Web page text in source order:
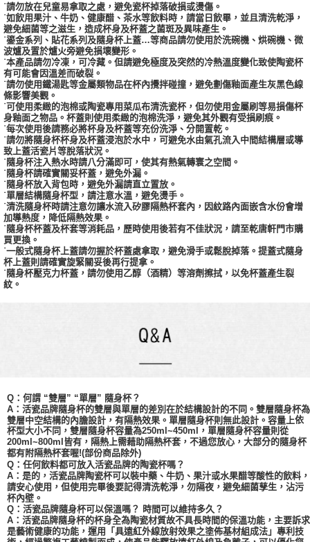
˙請勿放在兒童易拿取之處，避免瓷杯掉落破損或燙傷。
˙如飲用果汁、牛奶、健康醋、茶水等飲料時，請當日飲畢，並且清洗乾淨，
避免細菌等之滋生，造成杯身及杯蓋之菌斑及異味產生。
˙鎏金系列、貼花系列及隨身杯上蓋…等商品請勿使用於洗碗機、烘碗機、微
波爐及置於爐火旁避免損壞變形。
˙本產品請勿冷凍，可冷藏。但請避免極度及突然的冷熱溫度變化致使陶瓷杯
有可能會因溫差而破裂。
˙請勿使用鐵湯匙等金屬類物品在杯內攪拌碰撞，避免劃傷釉面產生灰黑色線
條影響美觀。
˙可使用柔緻的泡棉或陶瓷專用菜瓜布清洗瓷杯，但勿使用金屬刷等易損傷杯
身釉面之物品。杯蓋則使用柔緻的泡棉洗淨，避免其外觀有受損刷痕。
˙每次使用後請務必將杯身及杯蓋等充份洗淨、分開置乾。
˙請勿將隨身杯杯身及杯蓋浸泡於水中，可避免水由氣孔流入中間結構層或導
致上蓋活瓷片等脫落狀況。
˙隨身杯注入熱水時請八分滿即可，使其有熱氣轉寰之空間。
˙隨身杯請確實關妥杯蓋，避免外漏。
˙隨身杯放入背包時，避免外漏請直立置放。
˙單層結構隨身杯型，請注意水溫，避免燙手。
˙清洗隨身杯時請注意勿讓水流入矽膠隔熱杯套內，因紋路內面嵌含水份會增
加導熱度，降低隔熱效果。
˙隨身杯杯蓋及杯套等消耗品，歷時使用後若有不佳狀況，請至乾唐軒門市購
買更換。
˙一般式隨身杯上蓋請勿握於杯蓋處拿取，避免滑手或鬆脫掉落。提蓋式隨身
杯上蓋則請確實旋緊關妥後再行提拿。
˙隨身杯壓克力杯蓋，請勿使用乙醇（酒精）等溶劑擦拭，以免杯蓋產生裂
紋。
Q：何謂 “雙層” “單層” 隨身杯？
A：活瓷品牌隨身杯的雙層與單層的差別在於結構設計的不同。雙層隨身杯為
雙層中空結構的內膽設計，有隔熱效果。單層隨身杯則無此設計。容量上依
杯型大小不同， 雙層 隨身杯容量為250ml~450ml，單層隨身杯容量則從
200ml~800ml皆有，隔熱上需藉助隔熱杯套，不過您放心，大部分的隨身杯
都有附隔熱杯套喔!(部份商品除外)
Q：任何飲料都可放入活瓷品牌的陶瓷杯嗎？
A：是的，活瓷品牌陶瓷杯可以裝中藥、牛奶、果汁或水果醋等酸性的飲料，
請安心使用，但使用完畢後要記得清洗乾淨，勿隔夜，避免細菌孳生，沾污
杯內壁。
Q：活瓷品牌隨身杯可以保溫嗎？ 時間可以維持多久？
A：活瓷品牌隨身杯的杯身全為陶瓷材質故不具長時間的保溫功能，主要訴求
是藝術健康的功能，運用「具遠紅外線放射效果之塗佈基材組成法」專利技